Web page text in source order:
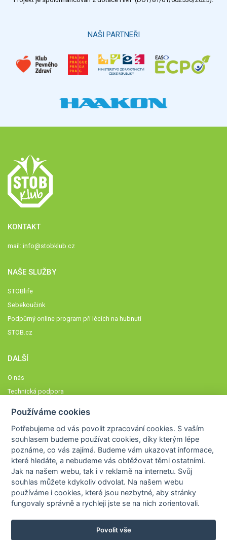
NAŠI PARTNEŘI
KONTAKT
mail: info@stobklub.cz
NAŠE SLUŽBY
STOBlife
Sebekoučink
Podpůrný online program při lécích na hubnutí
STOB.cz
DALŠÍ
O nás
Technická podpora
Členové STOBklubu
Zásady nakládání s osobními údaji
Otestujte se
Spočítejte si
Výzva 52
Používáme cookies
Potřebujeme od vás povolit zpracování cookies. S vaším
souhlasem budeme používat cookies, díky kterým lépe
poznáme,co vás zajímá. Budeme vám ukazovat informace,
které hledáte, a nebudeme vás obtěžovat těmi ostatními.
Jak na našem webu, tak i v reklamě na internetu. Svůj
souhlas můžete kdykoliv odvolat. Na našem webu
používáme i cookies, které jsou nezbytné, aby stránky
fungovaly správně a rychleji jste se na nich zorientovali.
Povolit vše